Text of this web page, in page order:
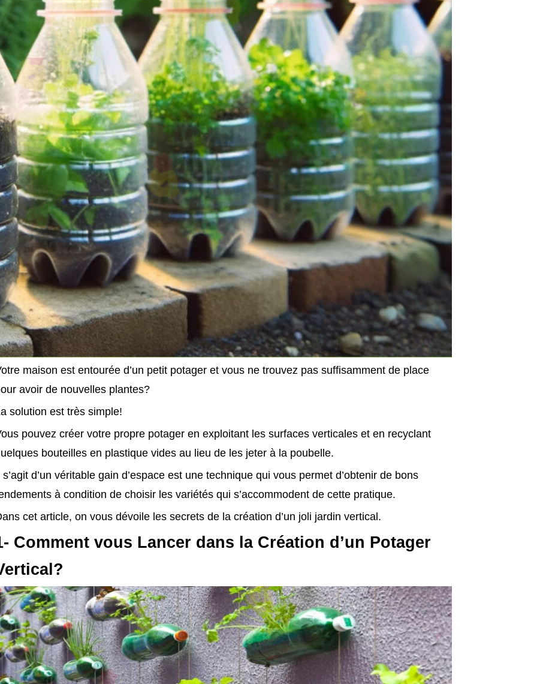
maison est entourée d’un petit potager et vous ne trouvez pas suffisamment de place
avoir de nouvelles plantes?
solution est très simple!
pouvez créer votre propre potager en exploitant les surfaces verticales et en recyclant
bouteilles en plastique vides au lieu de les jeter à la poubelle.
s’agit d’un véritable gain d’espace est une technique qui vous permet d’obtenir de bons
à condition de choisir les variétés qui s’accommodent de cette pratique.
cet article, on vous dévoile les secrets de la création d’un joli jardin vertical.
Comment vous Lancer dans la Création d’un Potager